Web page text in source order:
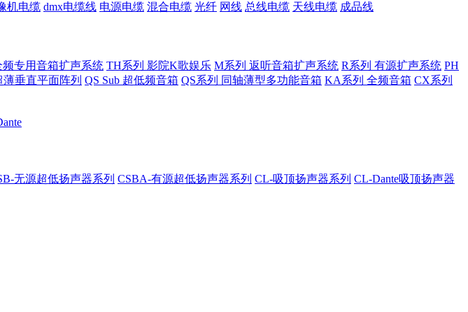
机电缆 dmx电缆线 电源电缆 混合电缆 光纤 网线 总线电缆 天线电缆 成品线
频专用音箱扩声系统 TH系列 影院K歌娱乐 M系列 返听音箱扩声系统 R系列 有源扩声系统 PH
薄垂直平面阵列 QS Sub 超低频音箱 QS系列 同轴薄型多功能音箱 KA系列 全频音箱 CX系列
无源超低扬声器系列 CSBA-有源超低扬声器系列 CL-吸顶扬声器系列 CL-Dante吸顶扬声器